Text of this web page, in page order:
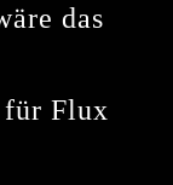
das
für Flux